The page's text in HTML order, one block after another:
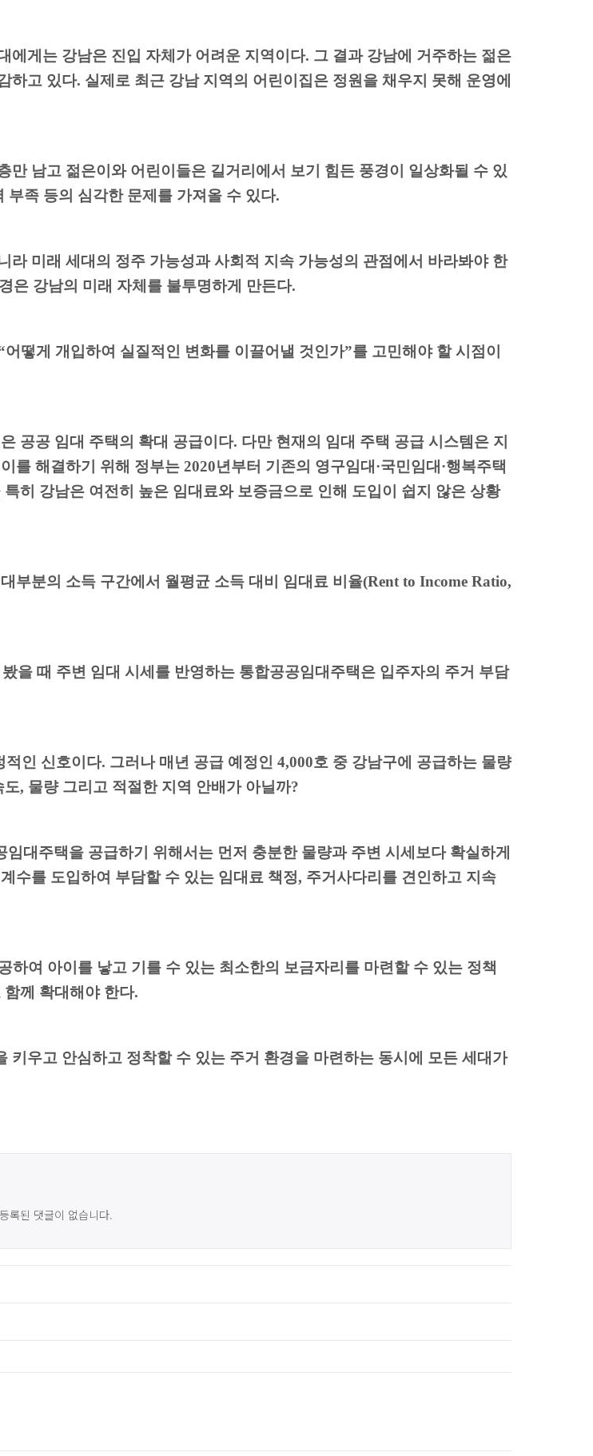
에게는 강남은 진입 자체가 어려운 지역이다. 그 결과 강남에 거주하는 젊은
하고 있다. 실제로 최근 강남 지역의 어린이집은 정원을 채우지 못해 운영에
남고 젊은이와 어린이들은 길거리에서 보기 힘든 풍경이 일상화될 수 있
부족 등의 심각한 문제를 가져올 수 있다.
라 미래 세대의 정주 가능성과 사회적 지속 가능성의 관점에서 바라봐야 한
은 강남의 미래 자체를 불투명하게 만든다.
어떻게 개입하여 실질적인 변화를 이끌어낼 것인가”를 고민해야 할 시점이
공공 임대 주택의 확대 공급이다. 다만 현재의 임대 주택 공급 시스템은 지
이를 해결하기 위해 정부는 2020년부터 기존의 영구임대 ·국민임대 ·행복주택
특히 강남은 여전히 높은 임대료와 보증금으로 인해 도입이 쉽지 않은 상황
부분의 소득 구간에서 월평균 소득 대비 임대료 비율(Rent to Income Ratio,
을 때 주변 임대 시세를 반영하는 통합공공임대주택은 입주자의 주거 부담
적인 신호이다. 그러나 매년 공급 예정인 4,000호 중 강남구에 공급하는 물량
도, 물량 그리고 적절한 지역 안배가 아닐까?
대주택을 공급하기 위해서는 먼저 충분한 물량과 주변 시세보다 확실하게
수를 도입하여 부담할 수 있는 임대료 책정, 주거사다리를 견인하고 지속
하여 아이를 낳고 기를 수 있는 최소한의 보금자리를 마련할 수 있는 정책
께 확대해야 한다.
키우고 안심하고 정착할 수 있는 주거 환경을 마련하는 동시에 모든 세대가
등록된 댓글이 없습니다.